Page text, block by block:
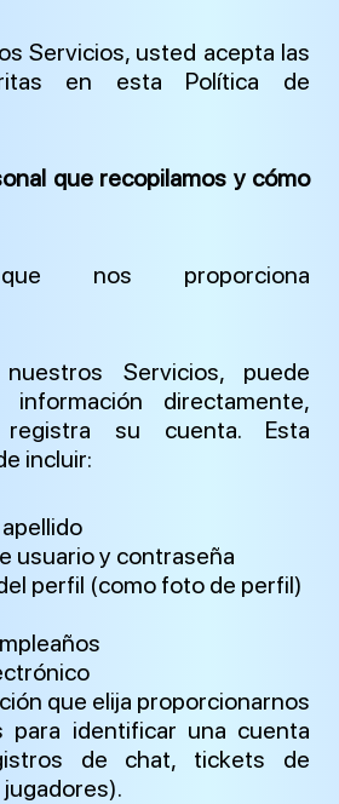
Servicios, usted acepta las
en esta Política de
que recopilamos y cómo
nos proporciona
Servicios, puede
información directamente,
su cuenta. Esta
incluir:
usuario y contraseña
perfil (como foto de perfil)
que elija proporcionarnos
para identificar una cuenta
de chat, tickets de